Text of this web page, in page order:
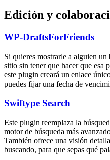
Edición y
WP-DraftsForFriends
Si quieres mostrarle a alguien
sitio sin tener que hacer que esa
este plugin creará un enlace
puedes fijar una fecha de
Swiftype Search
Este plugin reemplaza la
motor de búsqueda más
También ofrece una visión
buscando, para que sepas qué